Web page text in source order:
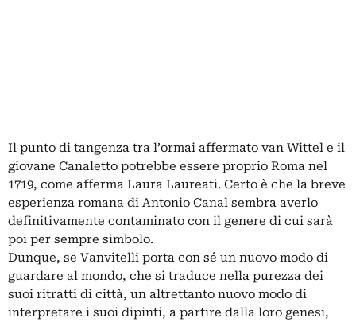
Il punto di tangenza tra l’ormai affermato van Wittel e il
giovane Canaletto potrebbe essere proprio Roma nel
1719, come afferma Laura Laureati. Certo è che la breve
esperienza romana di Antonio Canal sembra averlo
definitivamente contaminato con il genere di cui sarà
poi per sempre simbolo.
Dunque, se Vanvitelli porta con sé un nuovo modo di
guardare al mondo, che si traduce nella purezza dei
suoi ritratti di città, un altrettanto nuovo modo di
interpretare i suoi dipinti, a partire dalla loro genesi,